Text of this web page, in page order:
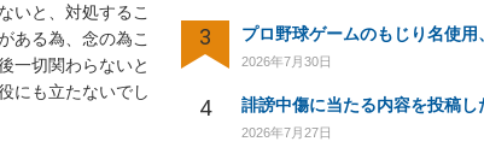
いと、対処するこ
ある為、念の為こ
一切関わらないと
にも立たないでし
3
2026年7月30日
4
2026年7月27日